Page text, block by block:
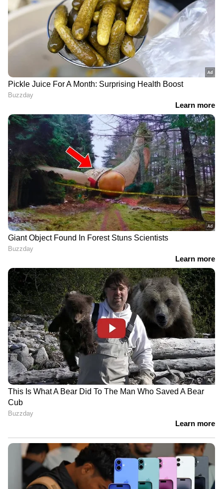
കുളി കഴിഞ്ഞ് ഉടൻ തന്നെ സുഗന്ധമുള്ള
ബോഡി ലോഷൻ ഉപയോഗിക്കുന്നത് ചർമ്മം
മൃദുവാക്കാനും സുഗന്ധം വർദ്ധിപ്പിക്കാനും
സഹായിക്കും.
5
7
Image Credit :Getty
ബോഡി മിസ്റ്റ്
കുളി കഴിഞ്ഞ് വസ്ത്രം ധരിക്കുന്നതിന് മുൻപ്
ബോഡി മിസ്റ്റ് ഉപയോഗിക്കുന്നത് ശരീരം
വിയർക്കുമ്പോഴുണ്ടാകുന്ന ദുർഗന്ധം തടയാൻ
സഹായിക്കും.